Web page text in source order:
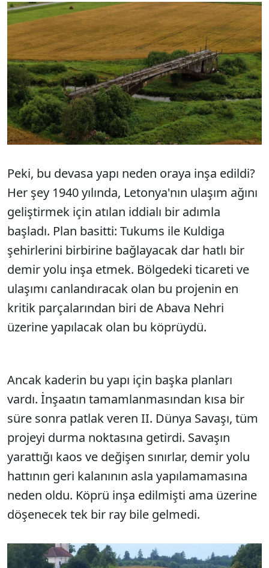
Peki, bu devasa yapı neden oraya inşa edildi?
Her şey 1940 yılında, Letonya'nın ulaşım ağını
geliştirmek için atılan iddialı bir adımla
başladı. Plan basitti: Tukums ile Kuldiga
şehirlerini birbirine bağlayacak dar hatlı bir
demir yolu inşa etmek. Bölgedeki ticareti ve
ulaşımı canlandıracak olan bu projenin en
kritik parçalarından biri de Abava Nehri
üzerine yapılacak olan bu köprüydü.
Ancak kaderin bu yapı için başka planları
vardı. İnşaatın tamamlanmasından kısa bir
süre sonra patlak veren II. Dünya Savaşı, tüm
projeyi durma noktasına getirdi. Savaşın
yarattığı kaos ve değişen sınırlar, demir yolu
hattının geri kalanının asla yapılamamasına
neden oldu. Köprü inşa edilmişti ama üzerine
döşenecek tek bir ray bile gelmedi.